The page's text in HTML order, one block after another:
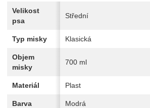
Velikost
psa
Střední
Typ misky Klasická
Objem
misky
700 ml
Materiál Plast
Barva Modrá